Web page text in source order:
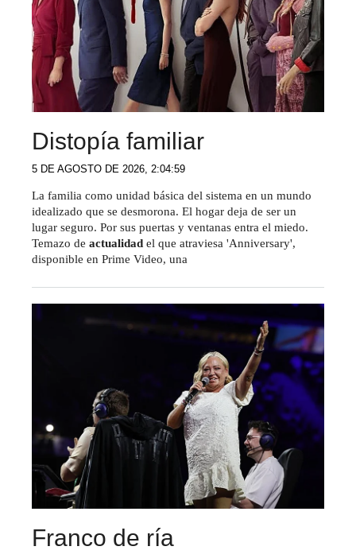
Distopía familiar
5 DE AGOSTO DE 2026, 2:04:59
La familia como unidad básica del sistema en un mundo
idealizado que se desmorona. El hogar deja de ser un
lugar seguro. Por sus puertas y ventanas entra el miedo.
Temazo de actualidad el que atraviesa 'Anniversary',
disponible en Prime Video, una
Franco de ría